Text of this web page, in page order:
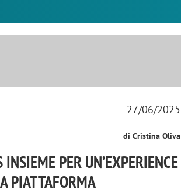
27/06/2025
di Cristina Oliva
PER UN’EXPERIENCE
PIATTAFORMA